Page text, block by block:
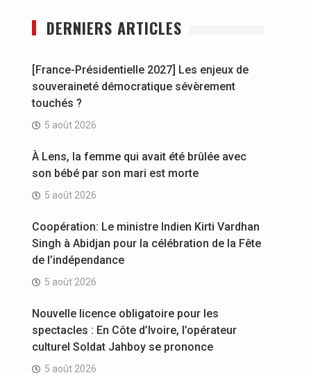
DERNIERS ARTICLES
[France-Présidentielle 2027] Les enjeux de
souveraineté démocratique sévèrement
touchés ?
5 août 2026
À Lens, la femme qui avait été brûlée avec
son bébé par son mari est morte
5 août 2026
Coopération: Le ministre Indien Kirti Vardhan
Singh à Abidjan pour la célébration de la Fête
de l’indépendance
5 août 2026
Nouvelle licence obligatoire pour les
spectacles : En Côte d’Ivoire, l’opérateur
culturel Soldat Jahboy se prononce
5 août 2026